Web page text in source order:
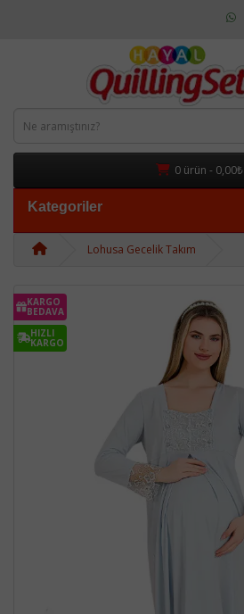
0 ürün - 0,00₺
Kategoriler
Lohusa Gecelik Takım
KARGO
BEDAVA
HIZLI
KARGO